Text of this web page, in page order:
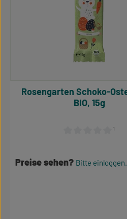
¹
Rosengarten Schoko-Oster-Lolly,
BIO, 15g
Preise sehen? Bitte einloggen.